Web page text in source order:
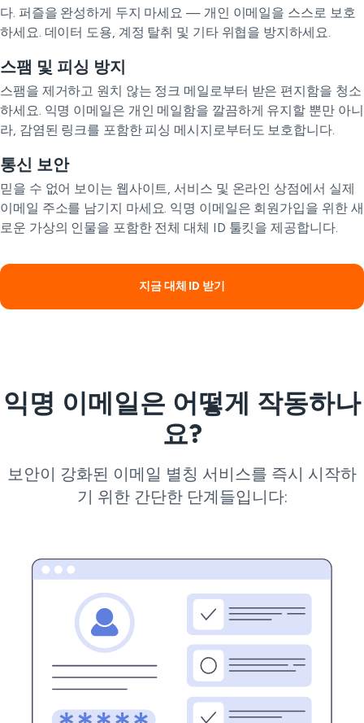
다. 퍼즐을 완성하게 두지 마세요 — 개인 이메일을 스스로 보호
하세요. 데이터 도용, 계정 탈취 및 기타 위협을 방지하세요.
스팸 및 피싱 방지
스팸을 제거하고 원치 않는 정크 메일로부터 받은 편지함을 청소
하세요. 익명 이메일은 개인 메일함을 깔끔하게 유지할 뿐만 아니
라, 감염된 링크를 포함한 피싱 메시지로부터도 보호합니다.
통신 보안
믿을 수 없어 보이는 웹사이트, 서비스 및 온라인 상점에서 실제
이메일 주소를 남기지 마세요. 익명 이메일은 회원가입을 위한 새
로운 가상의 인물을 포함한 전체 대체 ID 툴킷을 제공합니다.
지금 대체 ID 받기
익명 이메일은 어떻게 작동하나
요?
보안이 강화된 이메일 별칭 서비스를 즉시 시작하
기 위한 간단한 단계들입니다: